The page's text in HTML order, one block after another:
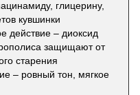
глицерину,
кувшинки
действие – диоксид
защищают от
старения
– ровный тон, мягкое